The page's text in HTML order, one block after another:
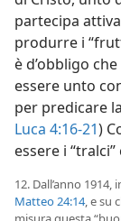
partecipa
produrre i
è d’obbligo
essere unto
per predicare
Luca 4:16-21)
essere i
12. Dall’anno
Matteo 24:14, e su